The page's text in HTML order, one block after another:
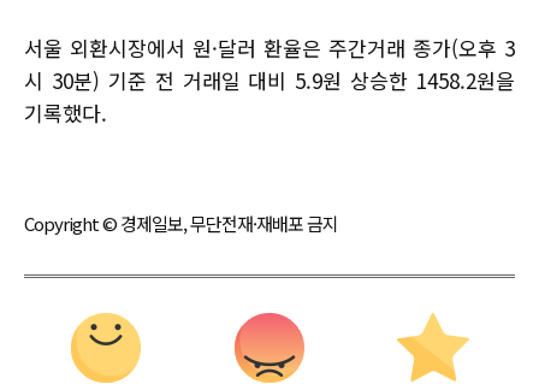
서울 외환시장에서 원·달러 환율은 주간거래 종가(오후 3
시 30분) 기준 전 거래일 대비 5.9원 상승한 1458.2원을
기록했다.
Copyright © 경제일보, 무단전재·재배포 금지